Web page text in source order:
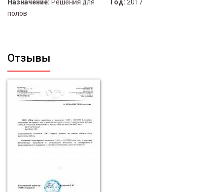
Назначение: Решения для
полов
Год: 2017
Отзывы